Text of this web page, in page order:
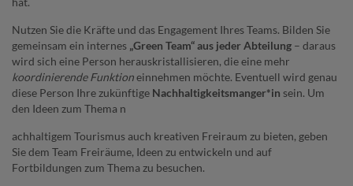
Nutzen Sie die Kräfte und das Engagement Ihres Teams. Bilden Sie
gemeinsam ein internes „Green Team“ aus jeder Abteilung – daraus
wird sich eine Person herauskristallisieren, die eine mehr
koordinierende Funktioneinnehmen möchte. Eventuell wird genau
diese Person Ihre zukünftige Nachhaltigkeitsmanger*in sein. Um
den Ideen zum Thema n
achhaltigem Tourismus auch kreativen Freiraum zu bieten, geben
Sie dem Team Freiräume, Ideen zu entwickeln und auf
Fortbildungen zum Thema zu besuchen.